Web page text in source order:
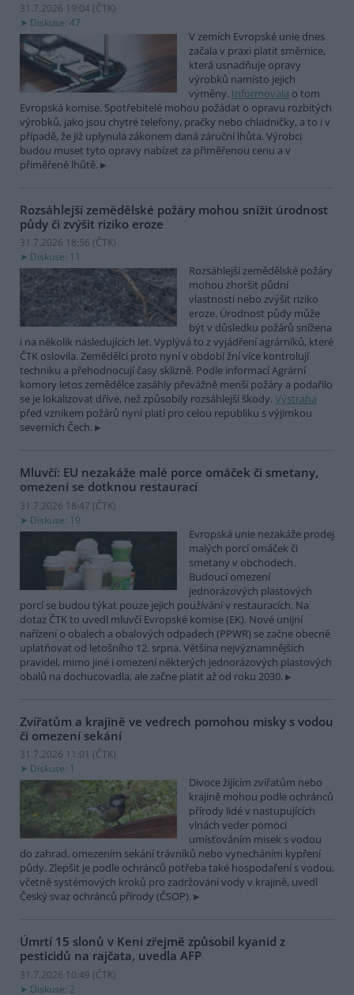
31.7.2026 19:04 (ČTK)
Diskuse: 47
V zemích Evropské unie dnes
začala v praxi platit směrnice,
která usnadňuje opravy
výrobků namísto jejich
výměny. Informovala o tom
Evropská komise. Spotřebitelé mohou požádat o opravu rozbitých
výrobků, jako jsou chytré telefony, pračky nebo chladničky, a to i v
případě, že již uplynula zákonem daná záruční lhůta. Výrobci
budou muset tyto opravy nabízet za přiměřenou cenu a v
přiměřené lhůtě.
Rozsáhlejší zemědělské požáry mohou snížit úrodnost
půdy či zvýšit riziko eroze
31.7.2026 18:56 (ČTK)
Diskuse: 11
Rozsáhlejší zemědělské požáry
mohou zhoršit půdní
vlastnosti nebo zvýšit riziko
eroze. Úrodnost půdy může
být v důsledku požárů snížena
i na několik následujících let. Vyplývá to z vyjádření agrárníků, které
ČTK oslovila. Zemědělci proto nyní v období žní více kontrolují
techniku a přehodnocují časy sklizně. Podle informací Agrární
komory letos zemědělce zasáhly převážně menší požáry a podařilo
se je lokalizovat dříve, než způsobily rozsáhlejší škody. Výstraha
před vznikem požárů nyní platí pro celou republiku s výjimkou
severních Čech.
Mluvčí: EU nezakáže malé porce omáček či smetany,
omezení se dotknou restaurací
31.7.2026 18:47 (ČTK)
Diskuse: 19
Evropská unie nezakáže prodej
malých porcí omáček či
smetany v obchodech.
Budoucí omezení
jednorázových plastových
porcí se budou týkat pouze jejich používání v restauracích. Na
dotaz ČTK to uvedl mluvčí Evropské komise (EK). Nové unijní
nařízení o obalech a obalových odpadech (PPWR) se začne obecně
uplatňovat od letošního 12. srpna. Většina nejvýznamnějších
pravidel, mimo jiné i omezení některých jednorázových plastových
obalů na dochucovadla, ale začne platit až od roku 2030.
Zvířatům a krajině ve vedrech pomohou misky s vodou
či omezení sekání
31.7.2026 11:01 (ČTK)
Diskuse: 1
Divoce žijícím zvířatům nebo
krajině mohou podle ochránců
přírody lidé v nastupujících
vlnách veder pomoci
umísťováním misek s vodou
do zahrad, omezením sekání trávníků nebo vynecháním kypření
půdy. Zlepšit je podle ochránců potřeba také hospodaření s vodou,
včetně systémových kroků pro zadržování vody v krajině, uvedl
Český svaz ochránců přírody (ČSOP).
Úmrtí 15 slonů v Keni zřejmě způsobil kyanid z
pesticidů na rajčata, uvedla AFP
31.7.2026 10:49 (ČTK)
Diskuse: 2